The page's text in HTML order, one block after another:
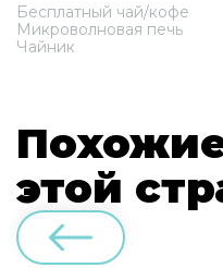
Бесплатный чай/кофе
Микроволновая печь
Чайник
этой